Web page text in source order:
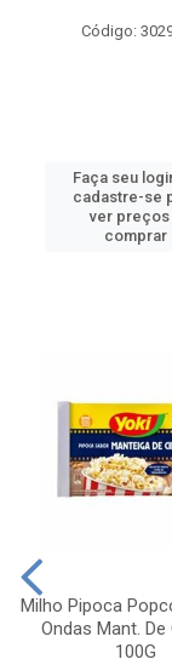
Código:
Faça seu
cadastre-se
ver preços
comprar
Milho Pipoca
Ondas Mant. De
100G